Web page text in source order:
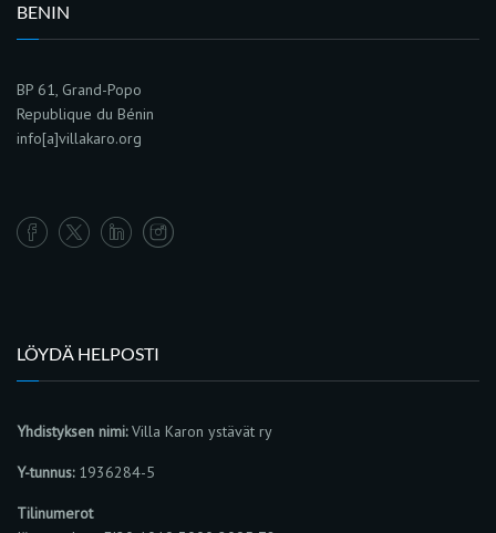
BENIN
BP 61, Grand-Popo
Republique du Bénin
info[a]villakaro.org
LÖYDÄ HELPOSTI
Yhdistyksen nimi:Villa Karon ystävät ry
Y-tunnus:1936284-5
Tilinumerot